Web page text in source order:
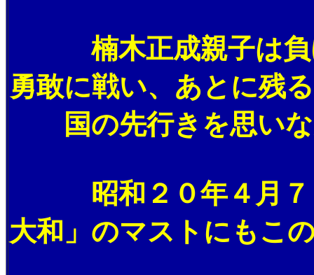
楠木正成親子は負け
勇敢に戦い、あとに残
国の先行きを思いな
昭和２０年４月７日
大和」のマストにもこ